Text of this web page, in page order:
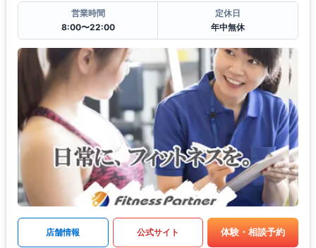
営業時間
8:00〜22:00
定休日
年中無休
店舗情報 公式サイト 体験・相談予約